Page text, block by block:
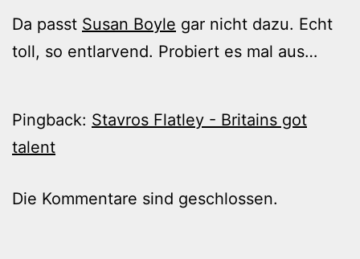
Da passt Susan Boyle gar nicht dazu. Echt
toll, so entlarvend. Probiert es mal aus…
Pingback: Stavros Flatley - Britains got
talent
Die Kommentare sind geschlossen.